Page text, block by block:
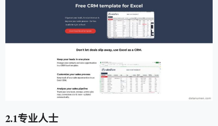
2.1专业人士